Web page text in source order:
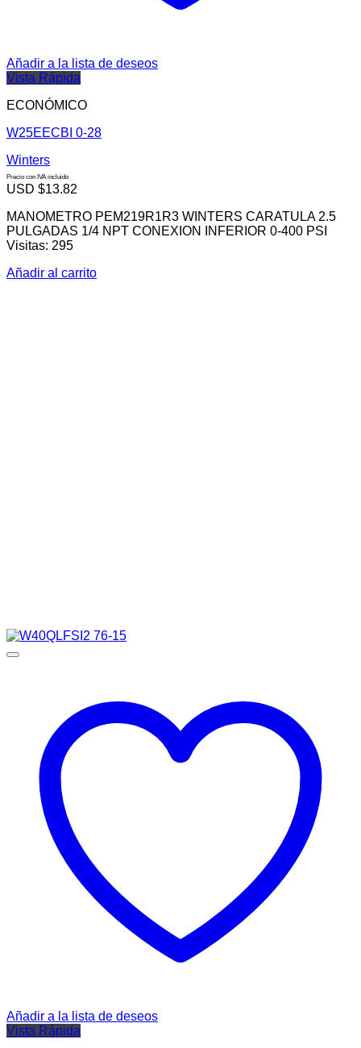
Añadir a la lista de deseos
Vista Rápida
ECONÓMICO
W25EECBI 0-28
Winters
Precio con IVA incluido
USD $13.82
MANOMETRO PEM219R1R3 WINTERS CARATULA 2.5
PULGADAS 1/4 NPT CONEXION INFERIOR 0-400 PSI
Visitas: 295
Añadir al carrito
Añadir a la lista de deseos
Vista Rápida